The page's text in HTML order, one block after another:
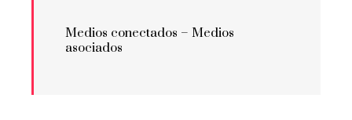
Medios conectados – Medios
asociados